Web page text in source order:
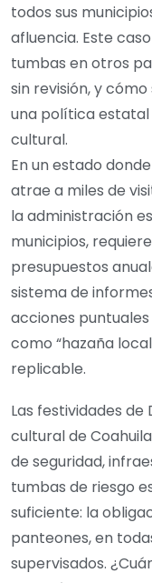
todos sus
afluencia. Este
tumbas en otros
sin revisión, y
una política
cultural.
En un estado
atrae a miles de
la administración
municipios,
presupuestos
sistema de
acciones
como “hazaña
replicable.
Las festividades de
cultural de
de seguridad,
tumbas de riesgo
suficiente: la
panteones, en
supervisados.